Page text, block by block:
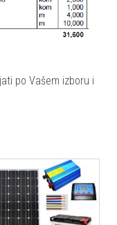
po Vašem izboru i